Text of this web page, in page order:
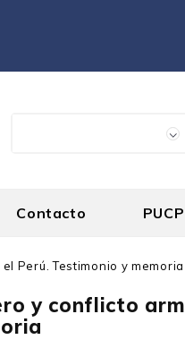
Contacto PUCP
Perú. Testimonio y memoria
y conflicto